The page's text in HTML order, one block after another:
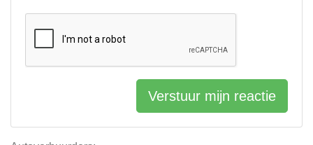
Verstuur mijn reactie